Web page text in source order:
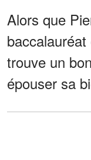
Alors que
baccalauréat
trouve un
épouser sa